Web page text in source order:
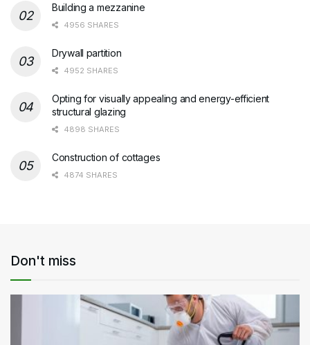
Building a mezzanine
4956 SHARES
Drywall partition
4952 SHARES
Opting for visually appealing and energy-efficient
structural glazing
4898 SHARES
Construction of cottages
4874 SHARES
Don't miss